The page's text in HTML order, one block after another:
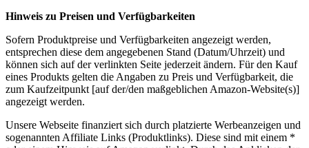
Hinweis zu Preisen und Verfügbarkeiten
Sofern Produktpreise und Verfügbarkeiten angezeigt werden,
entsprechen diese dem angegebenen Stand (Datum/Uhrzeit) und
können sich auf der verlinkten Seite jederzeit ändern. Für den Kauf
eines Produkts gelten die Angaben zu Preis und Verfügbarkeit, die
zum Kaufzeitpunkt [auf der/den maßgeblichen Amazon-Website(s)]
angezeigt werden.
Unsere Webseite finanziert sich durch platzierte Werbeanzeigen und
sogenannten Affiliate Links (Produktlinks). Diese sind mit einem *